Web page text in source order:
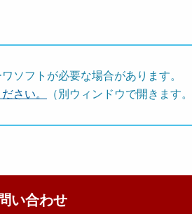
ソフトが必要な場合があります。
さい。
（別ウィンドウで開きます。
い合わせ